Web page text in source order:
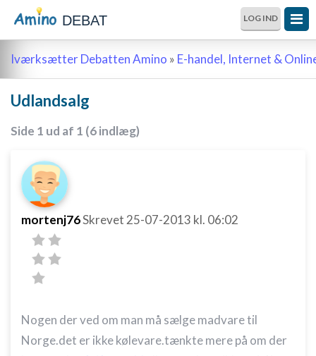
DEBAT LOG IND
Iværksætter Debatten Amino » E-handel, Internet &
Udlandsalg
Side 1 ud af 1 (6 indlæg)
mortenj76Skrevet 25-07-2013 kl. 06:02
Nogen der ved om man må sælge madvare til
Norge.det er ikke kølevare.tænkte mere på om der